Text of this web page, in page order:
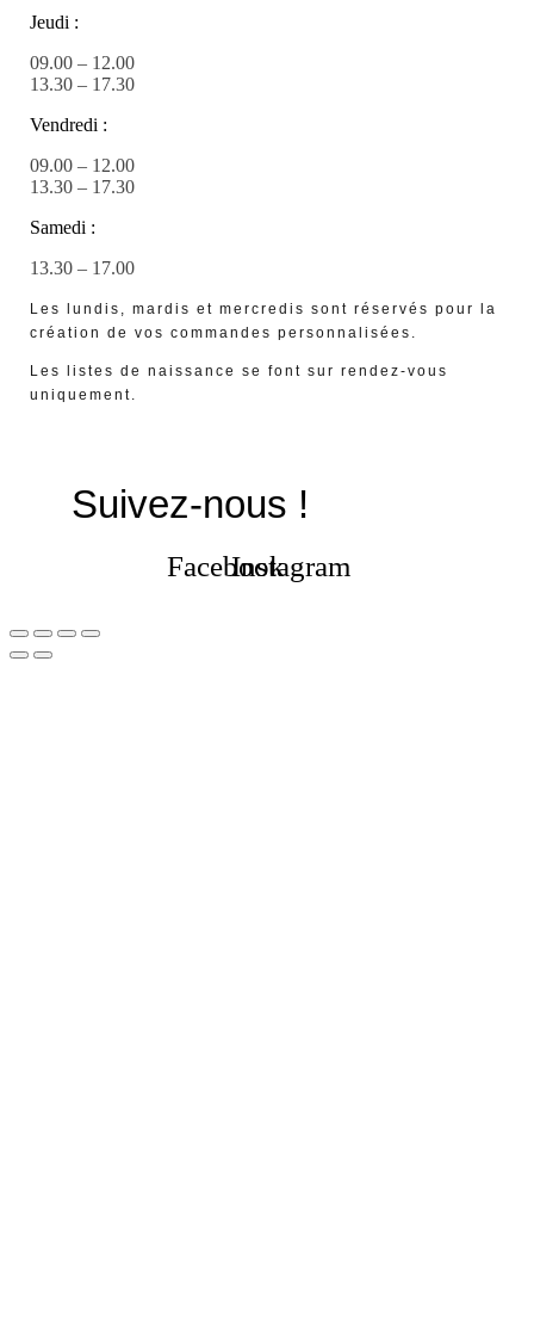
Jeudi :
09.00 – 12.00
13.30 – 17.30
Vendredi :
09.00 – 12.00
13.30 – 17.30
Samedi :
13.30 – 17.00
Les lundis, mardis et mercredis sont réservés pour la
création de vos commandes personnalisées.
Les listes de naissance se font sur rendez-vous
uniquement.
Suivez-nous !
FacebookInstagram